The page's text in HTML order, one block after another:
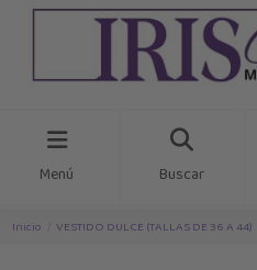
Menú Buscar
Inicio VESTIDO DULCE (TALLAS DE 36 A 44)